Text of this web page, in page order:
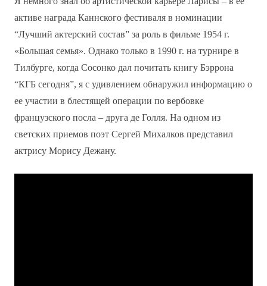
активе награда Каннского фестиваля в номинации
“Лучший актерский состав” за роль в фильме 1954 г.
«Большая семья». Однако только в 1990 г. на турнире в
Тилбурге, когда Сосонко дал почитать книгу Бэррона
“КГБ сегодня”, я с удивлением обнаружил информацию о
ее участии в блестящей операции по вербовке
французского посла – друга де Голля. На одном из
светских приемов поэт Сергей Михалков представил
актрису Морису Дежану.